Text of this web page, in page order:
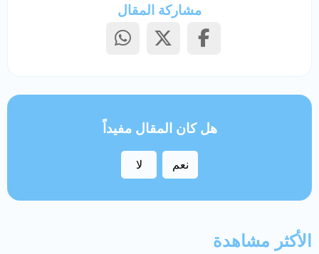
مشاركة المقال
هل كان المقال مفيداً
نعم لا
الأكثر مشاهدة